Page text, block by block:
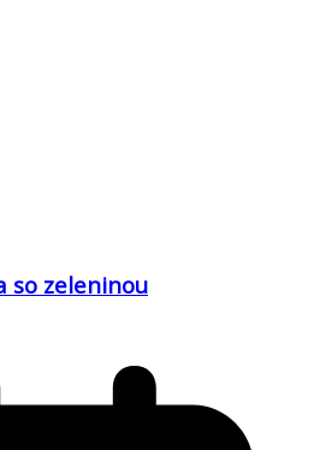
so zeleninou